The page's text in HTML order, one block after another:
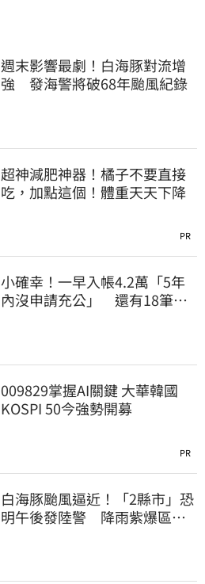
週末影響最劇！白海豚對流增
強 發海警將破68年颱風紀錄
超神減肥神器！橘子不要直接
吃，加點這個！體重天天下降
PR
小確幸！一早入帳4.2萬「5年
內沒申請充公」 還有18筆錢
009829掌握AI關鍵 大華韓國
KOSPI 50今強勢開募
PR
白海豚颱風逼近！「2縣市」恐
明午後發陸警 降雨紫爆區域